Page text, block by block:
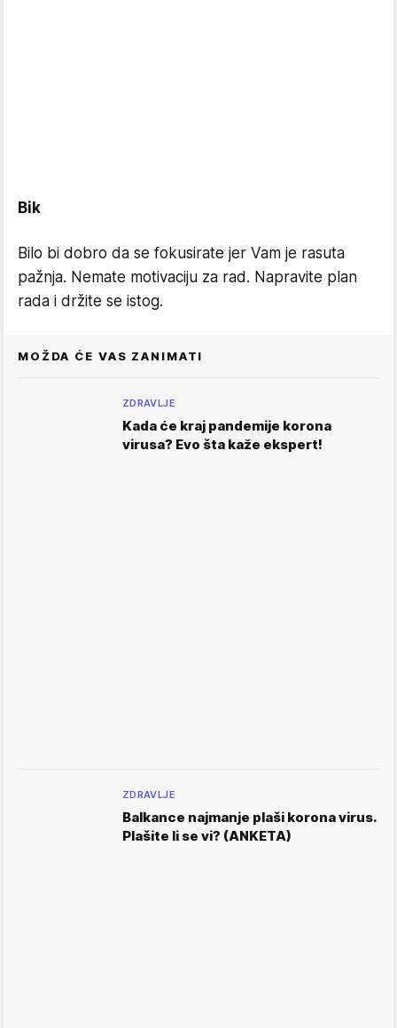
Bik
Bilo bi dobro da se fokusirate jer Vam je rasuta
pažnja. Nemate motivaciju za rad. Napravite plan
rada i držite se istog.
MOŽDA ĆE VAS ZANIMATI
ZDRAVLJE
Kada će kraj pandemije korona
virusa? Evo šta kaže ekspert!
ZDRAVLJE
Balkance najmanje plaši korona virus.
Plašite li se vi? (ANKETA)